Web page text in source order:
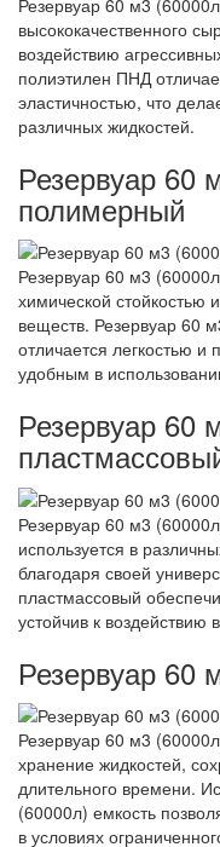
высококачественного
воздействию
полиэтилен ПНД
эластичностью, что
различных жидкостей.
Резервуар 60
полимерный
Резервуар 60 м3
химической стойкостью
веществ. Резервуар 60
отличается легкостью и
удобным в
Резервуар 60
Резервуар 60 м3
используется в
благодаря своей
пластмассовый
устойчив к воздействию
Резервуар 60
Резервуар 60 м3
хранение жидкостей,
длительного времени.
(60000л) емкость
в условиях